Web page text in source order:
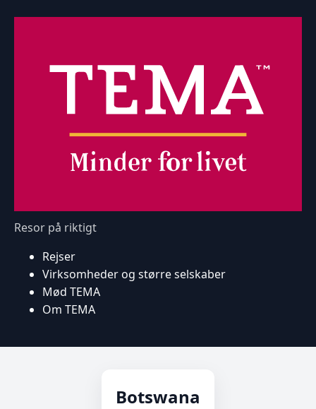
Resor på riktigt
Rejser
Virksomheder og større selskaber
Mød TEMA
Om TEMA
Botswana